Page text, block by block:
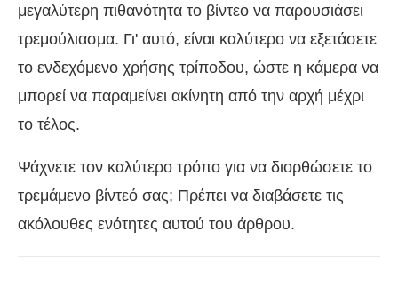
μεγαλύτερη πιθανότητα το βίντεο να παρουσιάσει
τρεμούλιασμα. Γι' αυτό, είναι καλύτερο να εξετάσετε
το ενδεχόμενο χρήσης τρίποδου, ώστε η κάμερα να
μπορεί να παραμείνει ακίνητη από την αρχή μέχρι
το τέλος.
Ψάχνετε τον καλύτερο τρόπο για να διορθώσετε το
τρεμάμενο βίντεό σας; Πρέπει να διαβάσετε τις
ακόλουθες ενότητες αυτού του άρθρου.